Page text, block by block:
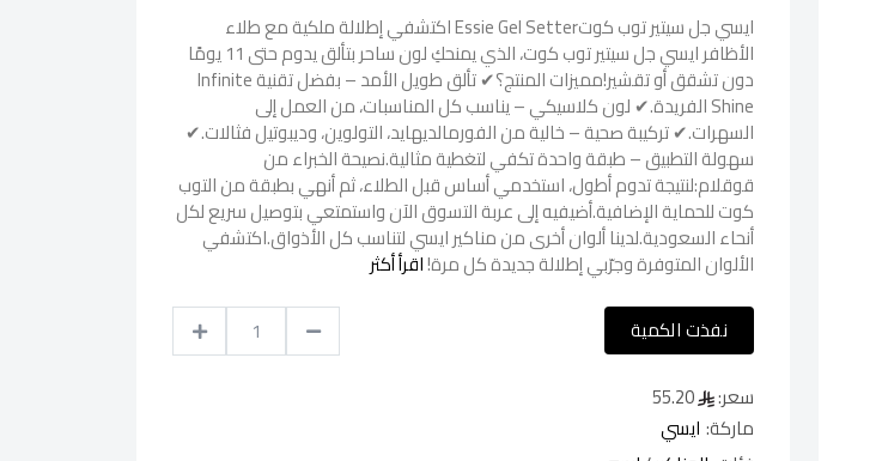
ايسي جل سيتير توب كوتEssie Gel Setter اكتشفي إطلالة ملكية مع طلاء
الأظافر ايسي جل سيتير توب كوت، الذي يمنحكِ لون ساحر بتألق يدوم حتى 11 يومًا
دون تشقق أو تقشير!مميزات المنتج؟✔ تألق طويل الأمد – بفضل تقنية Infinite
Shine الفريدة.✔ لون كلاسيكي – يناسب كل المناسبات، من العمل إلى
السهرات.✔ تركيبة صحية – خالية من الفورمالديهايد، التولوين، وديبوتيل فثالات.✔
سهولة التطبيق – طبقة واحدة تكفي لتغطية مثالية.نصيحة الخبراء من
قوقلام:لنتيجة تدوم أطول، استخدمي أساس قبل الطلاء، ثم أنهي بطبقة من التوب
كوت للحماية الإضافية.أضيفيه إلى عربة التسوق الآن واستمتعي بتوصيل سريع لكل
أنحاء السعودية.لدينا ألوان أخرى من مناكير ايسي لتناسب كل الأذواق.اكتشفي
الألوان المتوفرة وجرّبي إطلالة جديدة كل مرة!اقرأ أكثر
نفذت الكمية
سعر:
ماركة: ايسي